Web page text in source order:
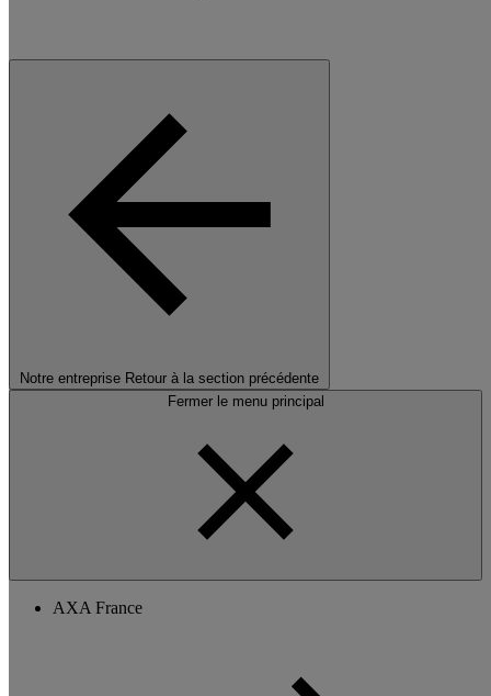
Notre entreprise Retour à la section précédente
Fermer le menu principal
AXA France